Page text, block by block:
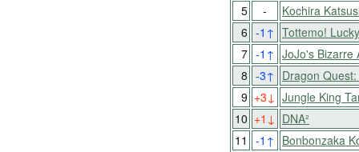
5
- Kochira
6 -1 ↑ Tottemo!
7 -1 ↑ JoJo's Bizarre
8 -3↑ Dragon
9 +3↓ Jungle King
10 +1 ↓ DNA²
11
-1 ↑ Bonbonzaka